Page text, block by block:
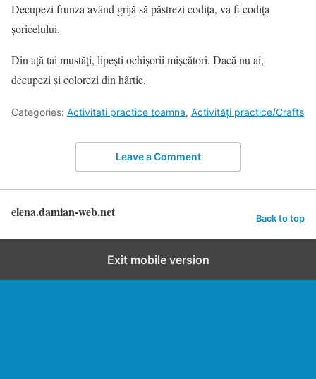
Decupezi frunza având grijă să păstrezi codița, va fi codița
șoricelului.
Din ață tai mustăți, lipești ochișorii mișcători. Dacă nu ai,
decupezi și colorezi din hârtie.
Categories: Activitati practice toamna, Activități practice/Crafts
Leave a Comment
elena.damian-web.net Back to top
Exit mobile version